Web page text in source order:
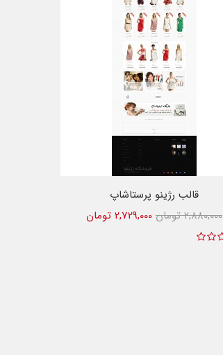
قالب رژینو پرستاشاپ
2,729,000 تومان
2,880,000 تومان